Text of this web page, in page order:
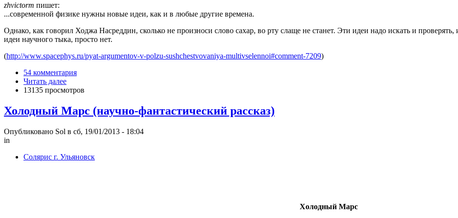
zhvictorm пишет:
...современной физике нужны новые идеи, как и в любые другие времена.
Однако, как говорил Ходжа Насреддин, сколько не произноси слово сахар, во рту слаще не станет. Эти идеи надо искать и
идеи научного тыка, просто нет.
(http://www.spacephys.ru/pyat-argumentov-v-polzu-sushchestvovaniya-multivselennoi#comment-7209)
54 комментария
Читать далее
13135 просмотров
Холодный Марс (научно-фантастический рассказ)
Опубликовано Sol в сб, 19/01/2013 - 18:04
in
Солярис г. Ульяновск
Холодный Марс